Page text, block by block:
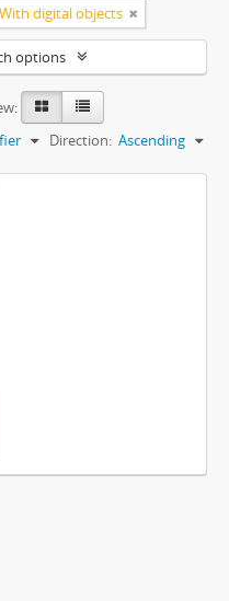
With digital objects
options
Direction: Ascending